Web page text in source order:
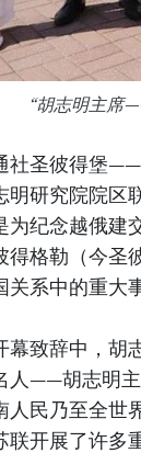
“胡志明主席
社圣彼得堡
明研究院院区
为纪念越俄建
得格勒（今圣
关系中的重大
幕致辞中，胡
人——胡志明主
人民乃至全世
联开展了许多